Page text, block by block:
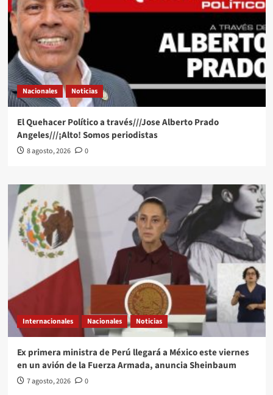
Nacionales Noticias
El Quehacer Político a través///Jose Alberto Prado
Angeles///¡Alto! Somos periodistas
8 agosto, 2026 0
Internacionales Nacionales Noticias
Ex primera ministra de Perú llegará a México este viernes
en un avión de la Fuerza Armada, anuncia Sheinbaum
7 agosto, 2026 0